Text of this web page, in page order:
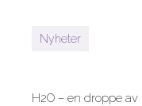
Nyheter
H2O – en droppe